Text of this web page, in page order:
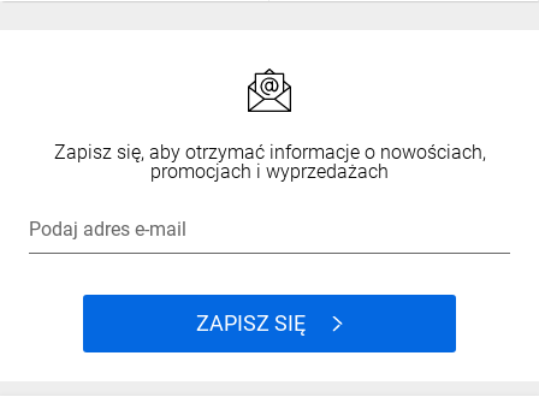
Zapisz się, aby otrzymać informacje o nowościach,
promocjach i wyprzedażach
Podaj adres e-mail
ZAPISZ SIĘ